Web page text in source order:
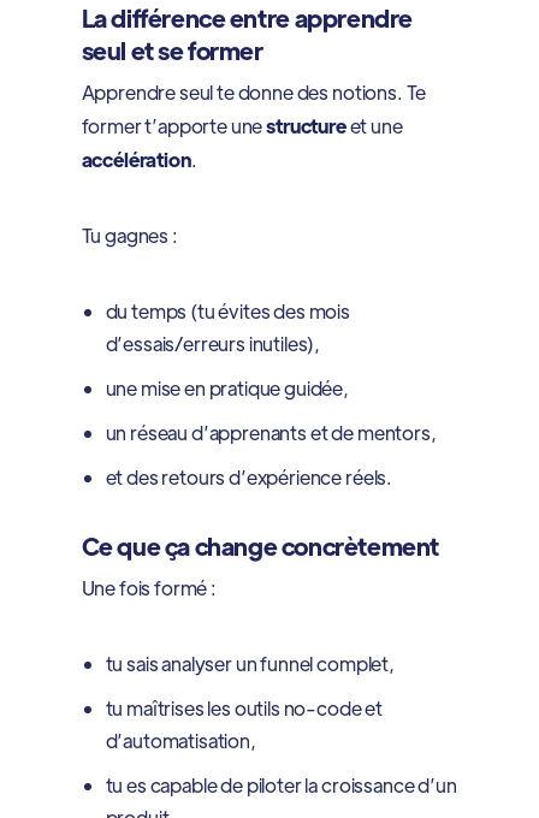
La différence entre apprendre
seul et se former
Apprendre seul te donne des notions. Te
former t’apporte unestructureet une
accélération.
Tu gagnes :
du temps (tu évites des mois
d’essais/erreurs inutiles),
une mise en pratique guidée,
un réseau d’apprenants et de mentors,
et des retours d’expérience réels.
Ce que ça change concrètement
Une fois formé :
tu sais analyser un funnel complet,
tu maîtrises les outils no-code et
d’automatisation,
tu es capable de piloter la croissance d’un